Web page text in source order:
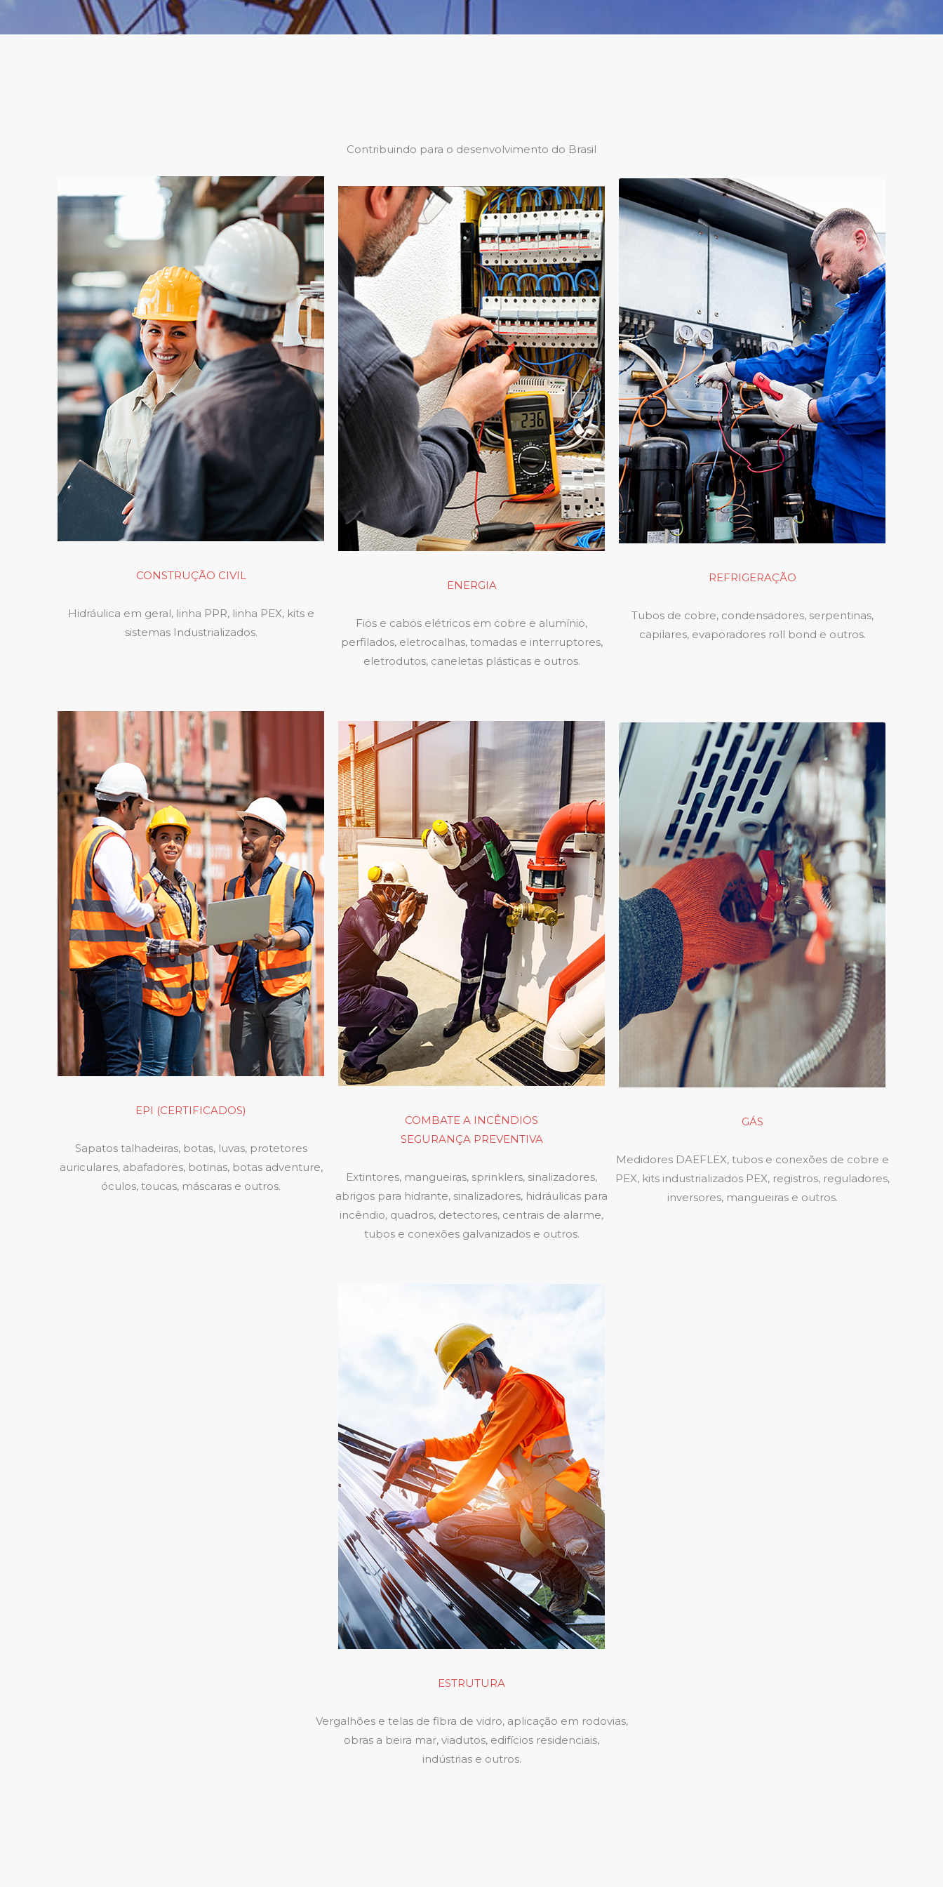
Contribuindo para o desenvolvimento do Brasil
CONSTRUÇÃO CIVIL
Hidráulica em geral, linha PPR, linha PEX, kits e
sistemas Industrializados.
ENERGIA
Fios e cabos elétricos em cobre e alumínio,
perfilados, eletrocalhas, tomadas e interruptores,
eletrodutos, caneletas plásticas e outros.
REFRIGERAÇÃO
Tubos de cobre, condensadores, serpentinas,
capilares, evaporadores roll bond e outros.
EPI (CERTIFICADOS)
Sapatos talhadeiras, botas, luvas, protetores
auriculares, abafadores, botinas, botas adventure,
óculos, toucas, máscaras e outros.
COMBATE A INCÊNDIOS
SEGURANÇA PREVENTIVA
Extintores, mangueiras, sprinklers, sinalizadores,
abrigos para hidrante, sinalizadores, hidráulicas para
incêndio, quadros, detectores, centrais de alarme,
tubos e conexões galvanizados e outros.
GÁS
Medidores DAEFLEX, tubos e conexões de cobre e
PEX, kits industrializados PEX, registros, reguladores,
inversores, mangueiras e outros.
ESTRUTURA
Vergalhões e telas de fibra de vidro, aplicação em rodovias,
obras a beira mar, viadutos, edifícios residenciais,
indústrias e outros.